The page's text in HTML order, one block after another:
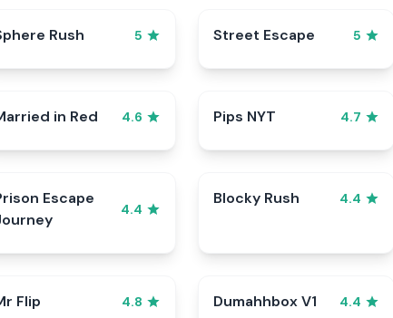
Rush 5 Street Escape 5
in Red 4.6 Pips NYT 4.7
Escape
4.4
Blocky Rush 4.4
Flip 4.8 Dumahhbox V1 4.4